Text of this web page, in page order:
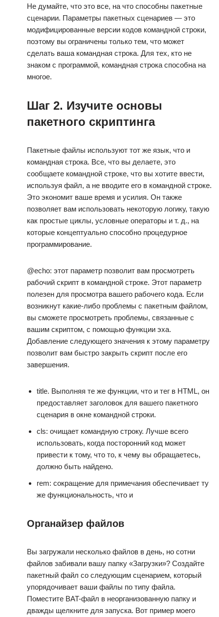
Не думайте, что это все, на что способны пакетные
сценарии. Параметры пакетных сценариев — это
модифицированные версии кодов командной строки,
поэтому вы ограничены только тем, что может
сделать ваша командная строка. Для тех, кто не
знаком с программой, командная строка способна на
многое.
Шаг 2. Изучите основы
пакетного скриптинга
Пакетные файлы используют тот же язык, что и
командная строка. Все, что вы делаете, это
сообщаете командной строке, что вы хотите ввести,
используя файл, а не вводите его в командной строке.
Это экономит ваше время и усилия. Он также
позволяет вам использовать некоторую логику, такую ​​
как простые циклы, условные операторы и т. д., на
которые концептуально способно процедурное
программирование.
@echo: этот параметр позволит вам просмотреть
рабочий скрипт в командной строке. Этот параметр
полезен для просмотра вашего рабочего кода. Если
возникнут какие-либо проблемы с пакетным файлом,
вы сможете просмотреть проблемы, связанные с
вашим скриптом, с помощью функции эха.
Добавление следующего значения к этому параметру
позволит вам быстро закрыть скрипт после его
завершения.
title. Выполняя те же функции, что и тег в HTML, он
предоставляет заголовок для вашего пакетного
сценария в окне командной строки.
cls: очищает командную строку. Лучше всего
использовать, когда посторонний код может
привести к тому, что то, к чему вы обращаетесь,
должно быть найдено.
rem: сокращение для примечания обеспечивает ту
же функциональность, что и
Органайзер файлов
Вы загружали несколько файлов в день, но сотни
файлов забивали вашу папку «Загрузки»? Создайте
пакетный файл со следующим сценарием, который
упорядочивает ваши файлы по типу файла.
Поместите BAT-файл в неорганизованную папку и
дважды щелкните для запуска. Вот пример моего